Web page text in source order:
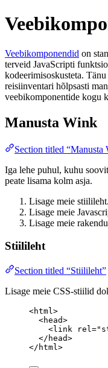
Veebikomponendid on
terveid JavaScripti
kodeerimisoskusteta.
reisiinventari hõlpsasti
veebikomponentide kogu
Manusta Wink
Section titled “Manusta
Iga lehe puhul, kuhu
peate lisama kolm asja.
Lisage meie stiilileht.
Lisage meie
Lisage meie
Stiilileht
Section titled “Stiilileht”
Lisage meie CSS-stiilid
<html >
<head>
<link rel ="
</ head>
</ html >